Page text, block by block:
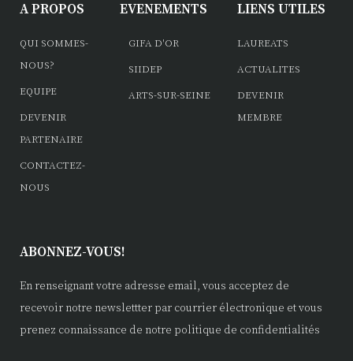
A PROPOS
QUI SOMMES-
NOUS?
EQUIPE
DEVENIR
PARTENAIRE
CONTACTEZ-
NOUS
EVENEMENTS
GIFA D'OR
SIIDEP
ARTS-SUR-SEINE
LIENS UTILES
LAUREATS
ACTUALITES
DEVENIR
MEMBRE
ABONNEZ-VOUS!
En renseignant votre adresse email, vous acceptez de
recevoir notre newslettter par courrier électronique et vous
prenez connaissance de notre politique de confidentialités